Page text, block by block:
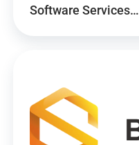
Software Services…